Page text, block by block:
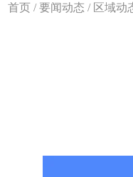
首页 /要闻动态 / 区域动